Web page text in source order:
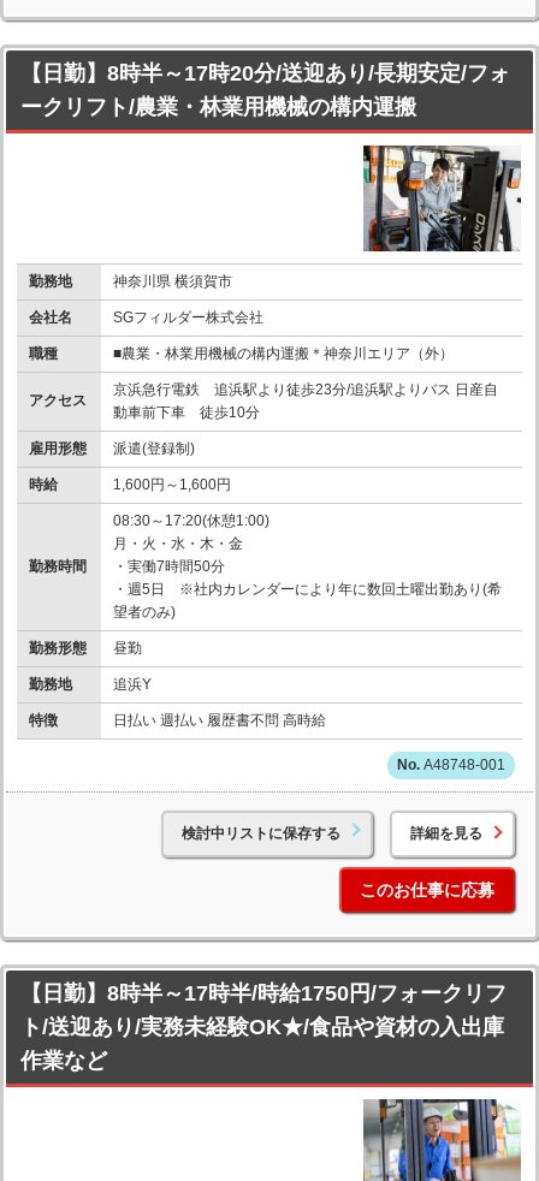
【日勤】8時半～17時20分/送迎あり/長期安定/フォ
ークリフト/農業・林業用機械の構内運搬
勤務地 神奈川県 横須賀市
会社名 SGフィルダー株式会社
職種 ■農業・林業用機械の構内運搬＊神奈川エリア（外）
アクセス
京浜急行電鉄 追浜駅より徒歩23分/追浜駅よりバス 日産自
動車前下車 徒歩10分
雇用形態 派遣(登録制)
時給 1,600円～1,600円
勤務時間
08:30～17:20(休憩1:00)
月・火・水・木・金
・実働7時間50分
・週5日 ※社内カレンダーにより年に数回土曜出勤あり(希
望者のみ)
勤務形態 昼勤
勤務地 追浜Y
特徴 日払い 週払い 履歴書不問 高時給
A48748-001
検討中リストに保存する 詳細を見る
このお仕事に応募
【日勤】8時半～17時半/時給1750円/フォークリフ
ト/送迎あり/実務未経験OK★/食品や資材の入出庫
作業など